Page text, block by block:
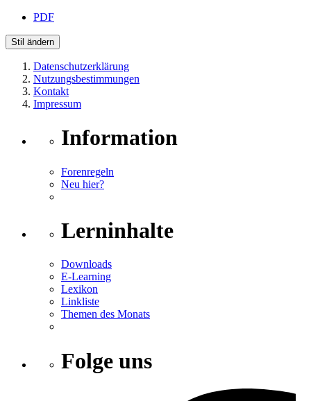
PDF
Stil ändern
Datenschutzerklärung
Nutzungsbestimmungen
Kontakt
Impressum
Information
Forenregeln
Neu hier?
Lerninhalte
Downloads
E-Learning
Lexikon
Linkliste
Themen des Monats
Folge uns